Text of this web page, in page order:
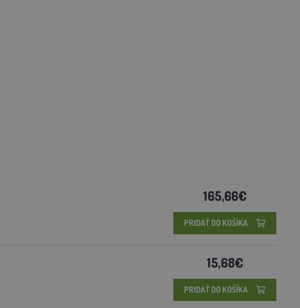
165,66€
PRIDAŤ DO KOŠÍKA
15,68€
PRIDAŤ DO KOŠÍKA